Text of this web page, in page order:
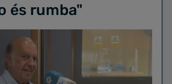
és rumba"